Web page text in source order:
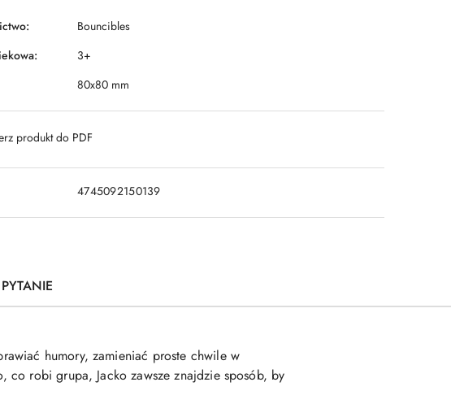
Bouncibles
3+
80x80 mm
produkt do PDF
4745092150139
humory, zamieniać proste chwile w
co robi grupa, Jacko zawsze znajdzie sposób, by